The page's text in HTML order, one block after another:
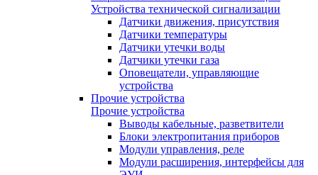
Устройства технической сигнализации
Датчики движения, присутствия
Датчики температуры
Датчики утечки воды
Датчики утечки газа
Оповещатели, управляющие
устройства
Прочие устройства
Прочие устройства
Выводы кабельные, разветвители
Блоки электропитания приборов
Модули управления, реле
Модули расширения, интерфейсы для